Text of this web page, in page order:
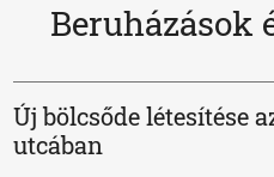
Beruházások
Új bölcsőde létesítése
utcában